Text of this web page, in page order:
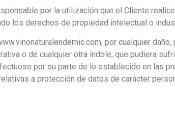
por la utilización que el Cliente
los derechos de propiedad intelectual o
por cualquier
o de cualquier otra índole, que pudiera
por su parte de lo establecido en las
a protección de datos de carácter